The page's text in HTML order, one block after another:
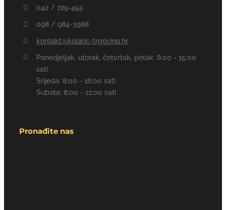
042 / 729-455
098 / 984-3988
kontakt@kolaric-trgovina.hr
Ponedjeljak, utorak, četvrtak, petak: 8:00 - 15:00
sati
Srijeda: 8:00 - 16:00 sati
Subota: 8:00 - 12:00 sati
Pronađite nas